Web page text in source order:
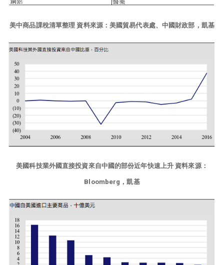
美中商品課稅清單整理 資料來源：美國貿易代表處、中國財政部，凱基
美國科技業外國直接投資來自中國的部份近年快速上升 資料來源：
Bloomberg，凱基